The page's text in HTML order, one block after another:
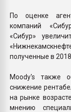
По оценке
компаний
«Сибур»
полученные в 2018
Moody's также
снижение
на рынке
мнению